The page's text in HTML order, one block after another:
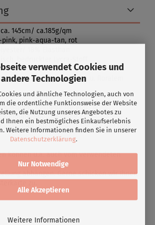
verwendet Cookies und
andere Technologien
und ähnliche Technologien, auch von
die ordentliche Funktionsweise der Website
die Nutzung unseres Angebotes zu
Ihnen ein bestmögliches Einkaufserlebnis
Weitere Informationen finden Sie in unserer
Datenschutzerklärung.
Alle Akzeptieren
Nur Notwendige
Weitere Informationen
145cm/ ca.185g/qm
pink, pink-aqua-tan, rot
Lycra mit animal print u. floralem
Kostüme für Roll- &
Sportkleidung,
Tops, idealer Stoff für Theater und
können u.a. auch vom verwendeten
abhängen. Gerne schicken wir Ihnen